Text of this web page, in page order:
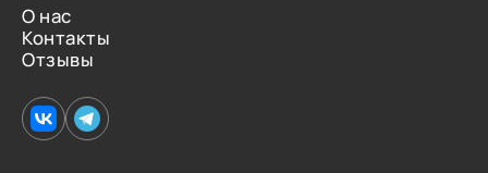
О нас
Контакты
Отзывы